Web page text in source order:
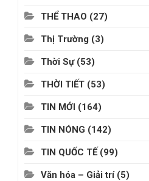
THỂ THAO (27)
Thị Trường (3)
Thời Sự(53)
THỜI TIẾT (53)
TIN MỚI (164)
TIN NÓNG (142)
TIN QUỐC TẾ (99)
Văn hóa – Giải trí(5)